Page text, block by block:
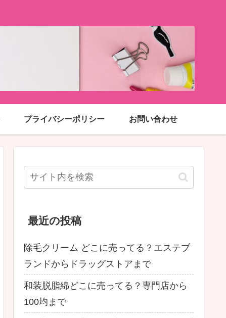
プライバシーポリシー お問い合わせ
最近の投稿
除毛クリーム どこに売ってる？エステブ
ランドからドラッグストアまで
和装脱脂綿どこに売ってる？専門店から
100均まで